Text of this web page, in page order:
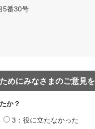
5番30号
めにみなさまのご意見
か？
3：役に立たなかった